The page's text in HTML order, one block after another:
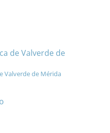
de Valverde de
Valverde de Mérida